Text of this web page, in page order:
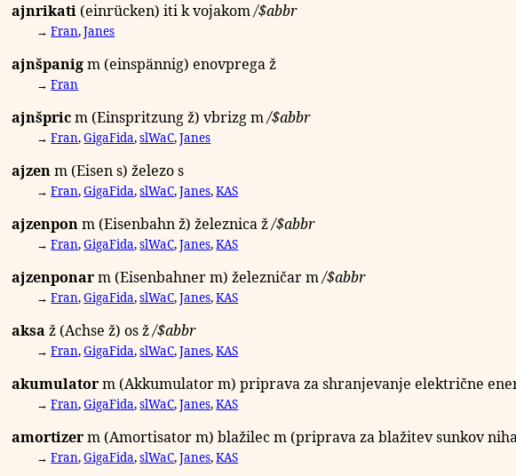
ajnrikati (einrücken) iti k vojakom/$abbr
→Fran,Janes
ajnšpanigm (einspännig) enovpregaž
→Fran
ajnšpricm (Einspritzungž) vbrizgm/$abbr
→Fran,GigaFida,slWaC,Janes
ajzenm (Eisens) železos
→Fran,GigaFida,slWaC,Janes,KAS
ajzenponm (Eisenbahnž) železnicaž/$abbr
→Fran,GigaFida,slWaC,Janes,KAS
ajzenponarm (Eisenbahnerm) železničarm/$abbr
→Fran,GigaFida,slWaC,Janes,KAS
aksa ž (Achsež) osž/$abbr
→Fran,GigaFida,slWaC,Janes,KAS
akumulatorm (Akkumulatorm) priprava za shranjevanje električne
→Fran,GigaFida,slWaC,Janes,KAS
amortizerm (Amortisatorm) blažilecm (priprava za blažitev sunkov
→Fran,GigaFida,slWaC,Janes,KAS